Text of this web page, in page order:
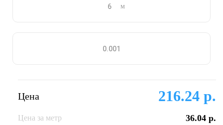
м
Цена 216.24 р.
Цена за метр 36.04 р.